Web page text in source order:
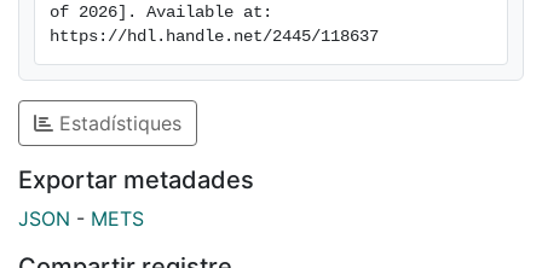
of 2026]. Available at:
https://hdl.handle.net/2445/118637
Estadístiques
Exportar metadades
JSON - METS